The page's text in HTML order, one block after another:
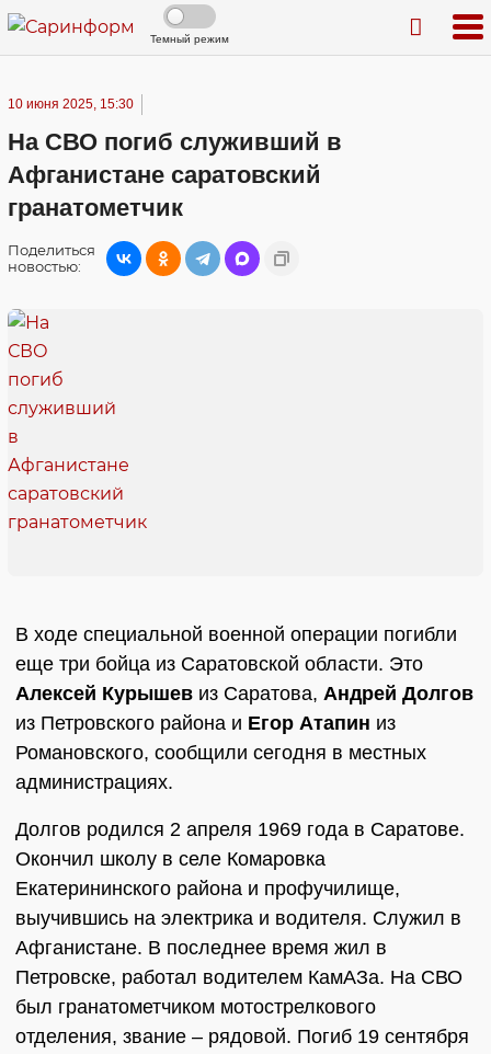
Темный режим
10 июня 2025, 15:30
На СВО погиб служивший в
Афганистане саратовский
гранатометчик
Поделиться
новостью:
В ходе специальной военной операции погибли
еще три бойца из Саратовской области. Это
Алексей Курышев из Саратова, Андрей Долгов
из Петровского района и Егор Атапин из
Романовского, сообщили сегодня в местных
администрациях.
Долгов родился 2 апреля 1969 года в Саратове.
Окончил школу в селе Комаровка
Екатерининского района и профучилище,
выучившись на электрика и водителя. Служил в
Афганистане. В последнее время жил в
Петровске, работал водителем КамАЗа. На СВО
был гранатометчиком мотострелкового
отделения, звание – рядовой. Погиб 19 сентября